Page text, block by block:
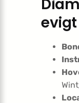
evigt